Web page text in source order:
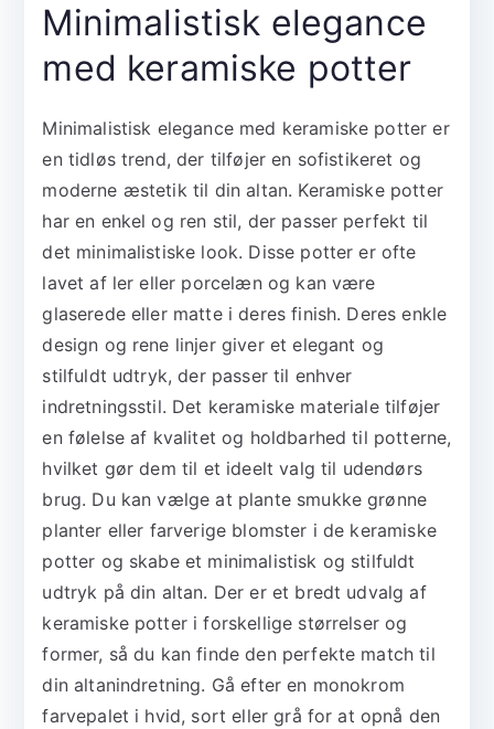
Minimalistisk elegance
med keramiske potter
Minimalistisk elegance med keramiske potter er
en tidløs trend, der tilføjer en sofistikeret og
moderne æstetik til din altan. Keramiske potter
har en enkel og ren stil, der passer perfekt til
det minimalistiske look. Disse potter er ofte
lavet af ler eller porcelæn og kan være
glaserede eller matte i deres finish. Deres enkle
design og rene linjer giver et elegant og
stilfuldt udtryk, der passer til enhver
indretningsstil. Det keramiske materiale tilføjer
en følelse af kvalitet og holdbarhed til potterne,
hvilket gør dem til et ideelt valg til udendørs
brug. Du kan vælge at plante smukke grønne
planter eller farverige blomster i de keramiske
potter og skabe et minimalistisk og stilfuldt
udtryk på din altan. Der er et bredt udvalg af
keramiske potter i forskellige størrelser og
former, så du kan finde den perfekte match til
din altanindretning. Gå efter en monokrom
farvepalet i hvid, sort eller grå for at opnå den